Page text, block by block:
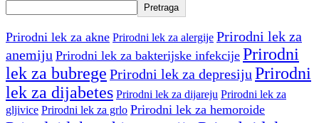
Pretraga
Prirodni lek za akne Prirodni lek za alergije Prirodni lek za
anemiju Prirodni lek za bakterijske infekcije Prirodni
lek za bubrege Prirodni lek za depresiju Prirodni
lek za dijabetes Prirodni lek za dijareju Prirodni lek za
gljivice Prirodni lek za grlo Prirodni lek za hemoroide